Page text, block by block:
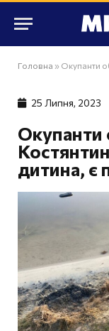
Головна » Окупанти
25 Липня, 2023
Окупанти
дитина, є